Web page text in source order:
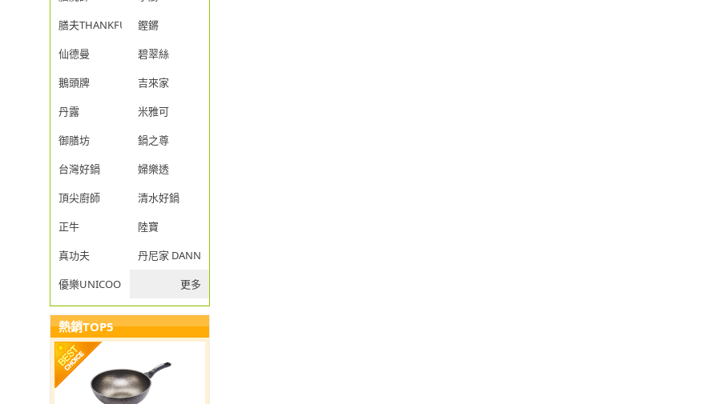
膳夫THANKFUL
鏗鏘
仙德曼
碧翠絲
鵝頭牌
吉來家
丹露
米雅可
御膳坊
鍋之尊
台灣好鍋
婦樂透
頂尖廚師
清水好鍋
正牛
陸寶
真功夫
丹尼家 DANNY JIA
優樂UNICOOK
更多
熱銷TOP5